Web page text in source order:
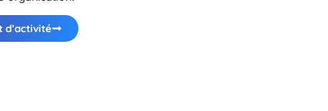
d’activité